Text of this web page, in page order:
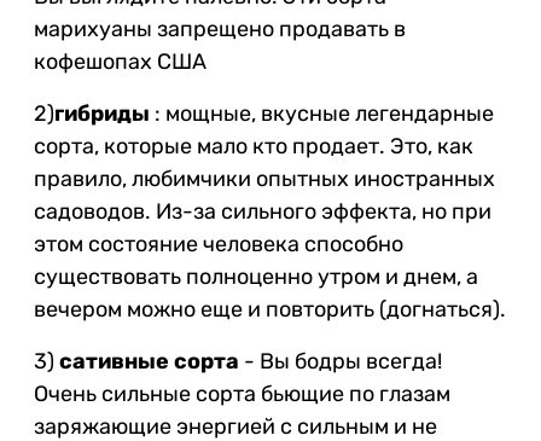
марихуаны запрещено продавать в
кофешопах США
2)гибриды : мощные, вкусные легендарные
сорта, которые мало кто продает. Это, как
правило, любимчики опытных иностранных
садоводов. Из-за сильного эффекта, но при
этом состояние человека способно
существовать полноценно утром и днем, а
вечером можно еще и повторить (догнаться).
3) сативные сорта - Вы бодры всегда!
Очень сильные сорта бьющие по глазам
заряжающие энергией с сильным и не